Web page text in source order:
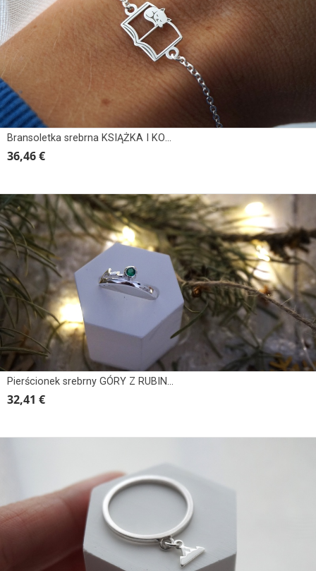
Bransoletka srebrna KSIĄŻKA I KOTEK
36,46 €
Pierścionek srebrny GÓRY Z RUBINEM
32,41 €